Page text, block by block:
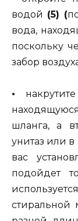
водой (5) (
вода,
поскольку
забор
•
шланга, а
унитаз или в
вас
подойдет
стиральной